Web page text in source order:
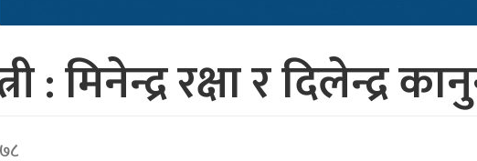
: मिनेन्द्र रक्षा र दिलेन्द्र